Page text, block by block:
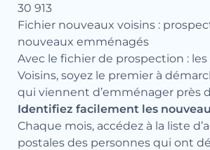
30 913
Fichier nouveaux voisins :
nouveaux emménagés
Avec le fichier de prospection :
Voisins, soyez le premier à
qui viennent d’emménager près
Identifiez facilement les
Chaque mois, accédez à la liste
postales des personnes qui ont